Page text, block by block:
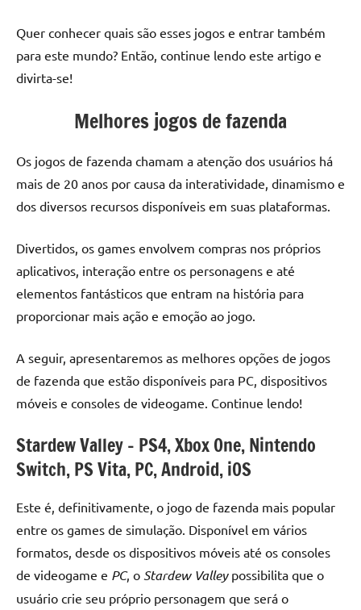
Quer conhecer quais são esses jogos e entrar também
para este mundo? Então, continue lendo este artigo e
divirta-se!
Melhores jogos de fazenda
Os jogos de fazenda chamam a atenção dos usuários há
mais de 20 anos por causa da interatividade, dinamismo e
dos diversos recursos disponíveis em suas plataformas.
Divertidos, os games envolvem compras nos próprios
aplicativos, interação entre os personagens e até
elementos fantásticos que entram na história para
proporcionar mais ação e emoção ao jogo.
A seguir, apresentaremos as melhores opções de jogos
de fazenda que estão disponíveis para PC, dispositivos
móveis e consoles de videogame. Continue lendo!
Stardew Valley – PS4, Xbox One, Nintendo
Switch, PS Vita, PC, Android, iOS
Este é, definitivamente, o jogo de fazenda mais popular
entre os games de simulação. Disponível em vários
formatos, desde os dispositivos móveis até os consoles
de videogame e PC, o Stardew Valleypossibilita que o
usuário crie seu próprio personagem que será o